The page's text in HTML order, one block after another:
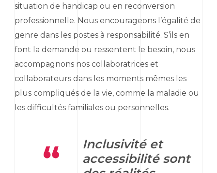
situation de handicap ou en reconversion
professionnelle. Nous encourageons l’égalité de
genre dans les postes à responsabilité. S’ils en
font la demande ou ressentent le besoin, nous
accompagnons nos collaboratrices et
collaborateurs dans les moments mêmes les
plus compliqués de la vie, comme la maladie ou
les difficultés familiales ou personnelles.
Inclusivité et
accessibilité sont